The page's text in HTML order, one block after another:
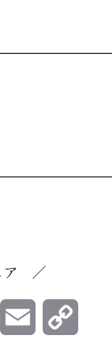
ア ／